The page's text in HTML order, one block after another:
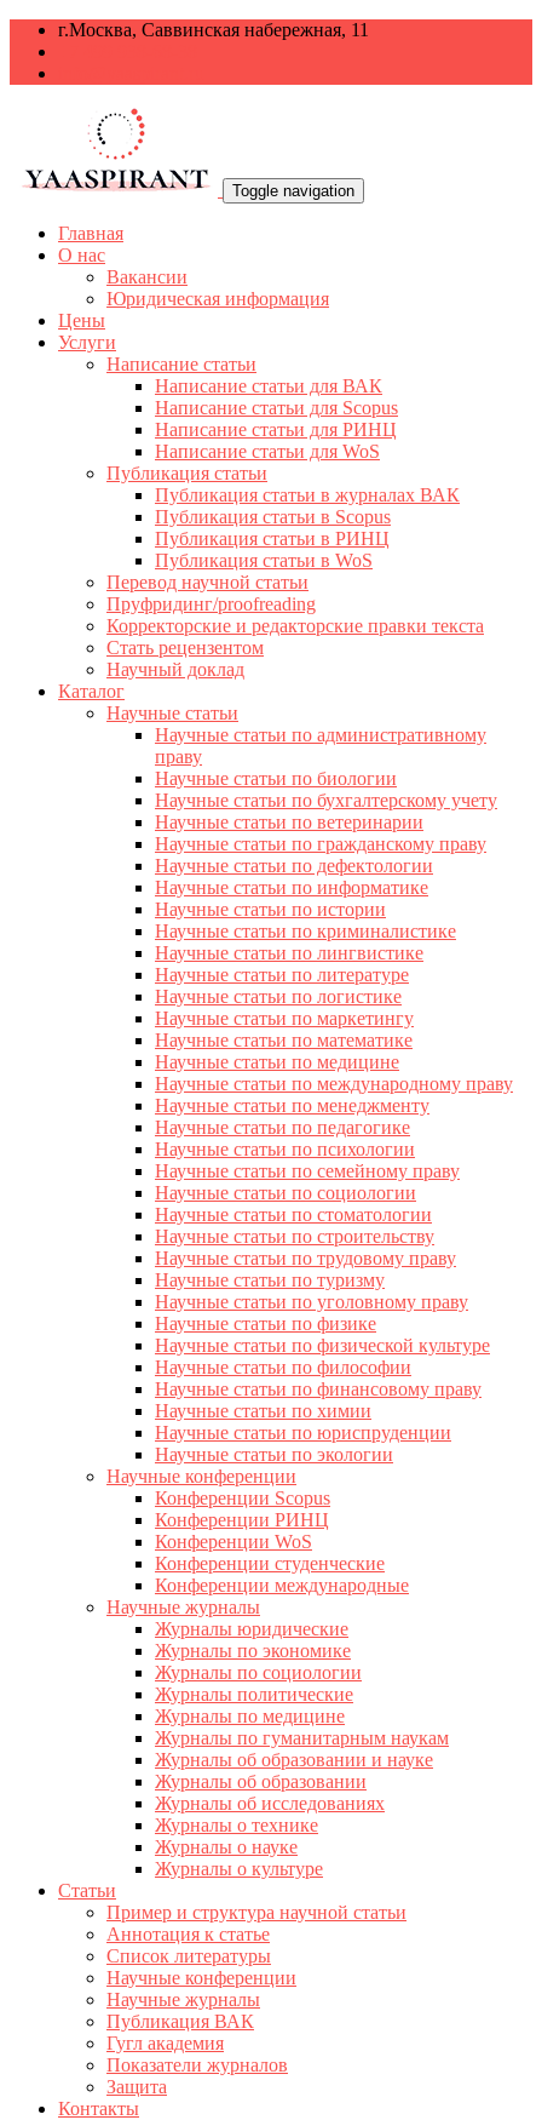
г.Москва, Саввинская набережная, 11
Toggle navigation
Главная
О нас
Вакансии
Юридическая информация
Цены
Услуги
Написание статьи
Написание статьи для ВАК
Написание статьи для Scopus
Написание статьи для РИНЦ
Написание статьи для WoS
Публикация статьи
Публикация статьи в журналах ВАК
Публикация статьи в Scopus
Публикация статьи в РИНЦ
Публикация статьи в WoS
Перевод научной статьи
Пруфридинг/proofreading
Корректорские и редакторские правки текста
Стать рецензентом
Научный доклад
Каталог
Научные статьи
Научные статьи по административному
праву
Научные статьи по биологии
Научные статьи по бухгалтерскому учету
Научные статьи по ветеринарии
Научные статьи по гражданскому праву
Научные статьи по дефектологии
Научные статьи по информатике
Научные статьи по истории
Научные статьи по криминалистике
Научные статьи по лингвистике
Научные статьи по литературе
Научные статьи по логистике
Научные статьи по маркетингу
Научные статьи по математике
Научные статьи по медицине
Научные статьи по международному праву
Научные статьи по менеджменту
Научные статьи по педагогике
Научные статьи по психологии
Научные статьи по семейному праву
Научные статьи по социологии
Научные статьи по стоматологии
Научные статьи по строительству
Научные статьи по трудовому праву
Научные статьи по туризму
Научные статьи по уголовному праву
Научные статьи по физике
Научные статьи по физической культуре
Научные статьи по философии
Научные статьи по финансовому праву
Научные статьи по химии
Научные статьи по юриспруденции
Научные статьи по экологии
Научные конференции
Конференции Scopus
Конференции РИНЦ
Конференции WoS
Конференции студенческие
Конференции международные
Научные журналы
Журналы юридические
Журналы по экономике
Журналы по социологии
Журналы политические
Журналы по медицине
Журналы по гуманитарным наукам
Журналы об образовании и науке
Журналы об образовании
Журналы об исследованиях
Журналы о технике
Журналы о науке
Журналы о культуре
Статьи
Пример и структура научной статьи
Аннотация к статье
Список литературы
Научные конференции
Научные журналы
Публикация ВАК
Гугл академия
Показатели журналов
Защита
Контакты